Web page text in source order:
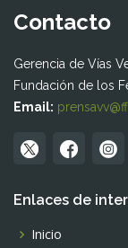
Contacto
Gerencia de Vías
Fundación de los
Email:
Enlaces de
Inicio